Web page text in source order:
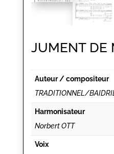
JUMENT DE
Auteur / compositeur
TRADITIONNEL/
Harmonisateur
Norbert OTT
Voix